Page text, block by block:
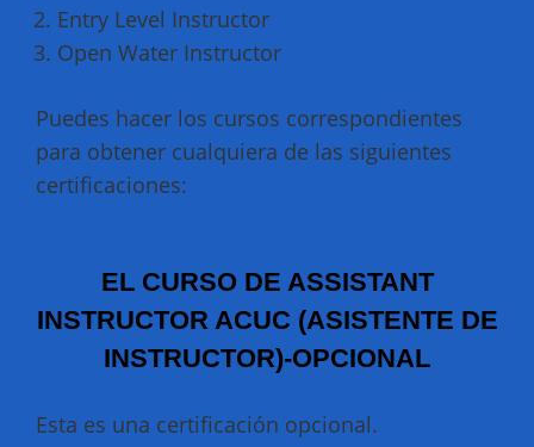
Entry Level Instructor
Open Water Instructor
Puedes hacer los cursos correspondientes
para obtener cualquiera de las siguientes
certificaciones:
EL CURSO DE ASSISTANT
INSTRUCTOR ACUC (ASISTENTE DE
INSTRUCTOR)-OPCIONAL
Esta es una certificación opcional.